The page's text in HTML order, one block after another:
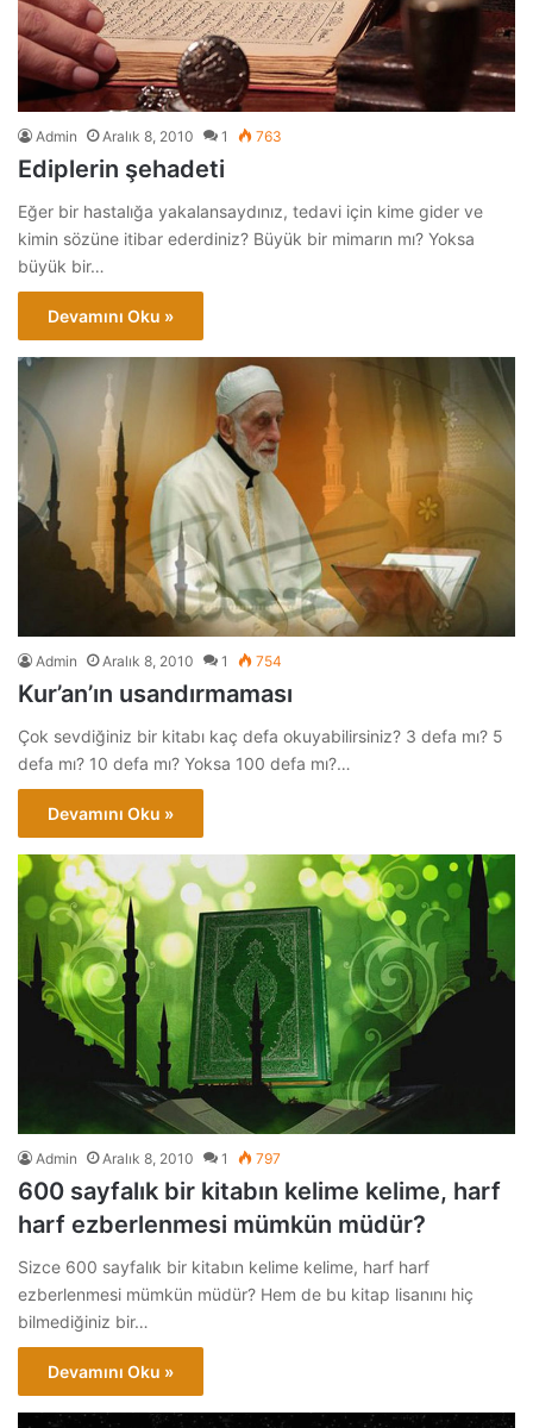
Admin Aralık 8, 2010 1 763
Ediplerin şehadeti
Eğer bir hastalığa yakalansaydınız, tedavi için kime gider ve
kimin sözüne itibar ederdiniz? Büyük bir mimarın mı? Yoksa
büyük bir…
Devamını Oku »
Admin Aralık 8, 2010 1 754
Kur’an’ın usandırmaması
Çok sevdiğiniz bir kitabı kaç defa okuyabilirsiniz? 3 defa mı? 5
defa mı? 10 defa mı? Yoksa 100 defa mı?…
Devamını Oku »
Admin Aralık 8, 2010 1 797
600 sayfalık bir kitabın kelime kelime, harf
harf ezberlenmesi mümkün müdür?
Sizce 600 sayfalık bir kitabın kelime kelime, harf harf
ezberlenmesi mümkün müdür? Hem de bu kitap lisanını hiç
bilmediğiniz bir…
Devamını Oku »